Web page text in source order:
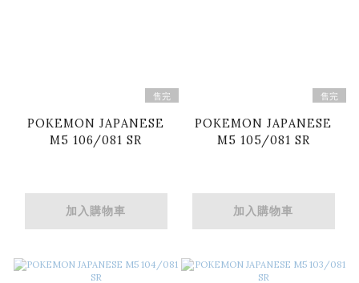
售完
POKEMON JAPANESE
M5 106/081 SR
加入購物車
售完
POKEMON JAPANESE
M5 105/081 SR
加入購物車